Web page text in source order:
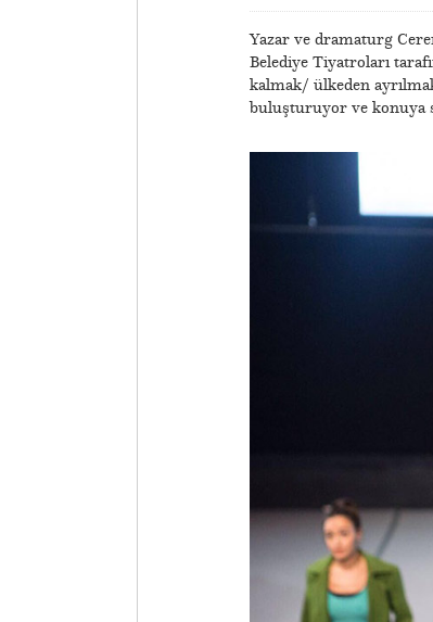
Yazar ve dramaturg
Belediye Tiyatroları
kalmak/ ülkeden
buluşturuyor ve konuya